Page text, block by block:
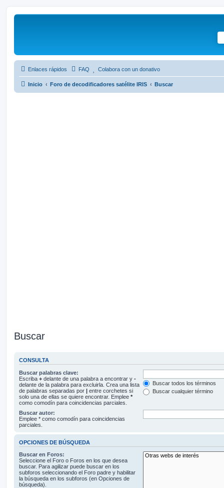
Enlaces rápidos FAQ Colabora con un donativo
Inicio Foro de decodificadores satélite IRIS Buscar
Buscar
CONSULTA
Buscar palabras clave:
Escriba + delante de una palabra a encontrar y -
delante de la palabra para excluirla. Crea una lista
de palabras separadas por | entre corchetes si
solo una de ellas se quiere encontrar. Emplee *
como comodín para coincidencias parciales.
Buscar todos los términos
Buscar cualquier término
Buscar autor:
Emplee * como comodín para coincidencias
parciales.
OPCIONES DE BÚSQUEDA
Buscar en Foros:
Seleccione el Foro o Foros en los que desea
buscar. Para agilizar puede buscar en los
subforos seleccionando el Foro padre y habilitar
la búsqueda en los subforos (en Opciones de
búsqueda).